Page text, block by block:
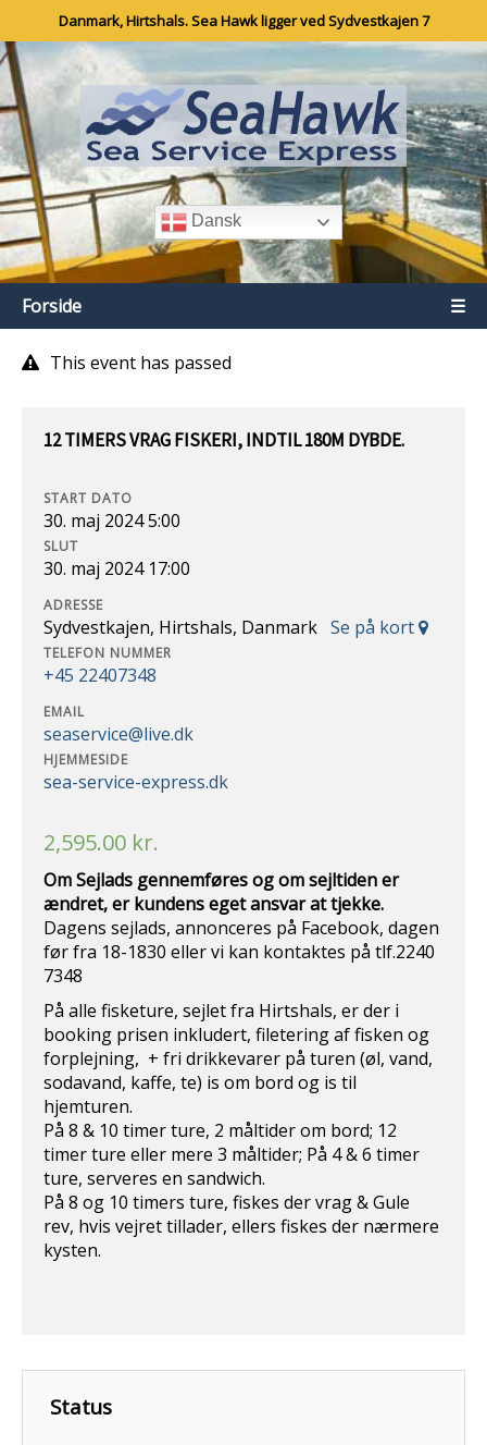
Danmark, Hirtshals. Sea Hawk ligger ved Sydvestkajen 7
Dansk
Forside ☰
This event has passed
12 TIMERS VRAG FISKERI, INDTIL 180M DYBDE.
START DATO
30. maj 2024 5:00
SLUT
30. maj 2024 17:00
ADRESSE
Sydvestkajen, Hirtshals, Danmark Se på kort
TELEFON NUMMER
+45 22407348
EMAIL
seaservice@live.dk
HJEMMESIDE
sea-service-express.dk
2,595.00 kr.
Om Sejlads gennemføres og om sejltiden er
ændret, er kundens eget ansvar attjekke.
Dagens sejlads, annonceres på Facebook, dagen
før fra 18-1830 eller vi kan kontaktes på tlf.2240
7348
På alle fisketure, sejlet fra Hirtshals, er der i
booking prisen inkludert, filetering af fisken og
forplejning, + fri drikkevarer på turen (øl, vand,
sodavand, kaffe, te) is om bord og is til
hjemturen.
På 8 & 10 timer ture, 2 måltider om bord; 12
timer ture eller mere 3 måltider; På 4 & 6 timer
ture, serveres en sandwich.
På 8 og 10 timers ture, fiskes der vrag & Gule
rev, hvis vejret tillader, ellers fiskes der nærmere
kysten.
Status